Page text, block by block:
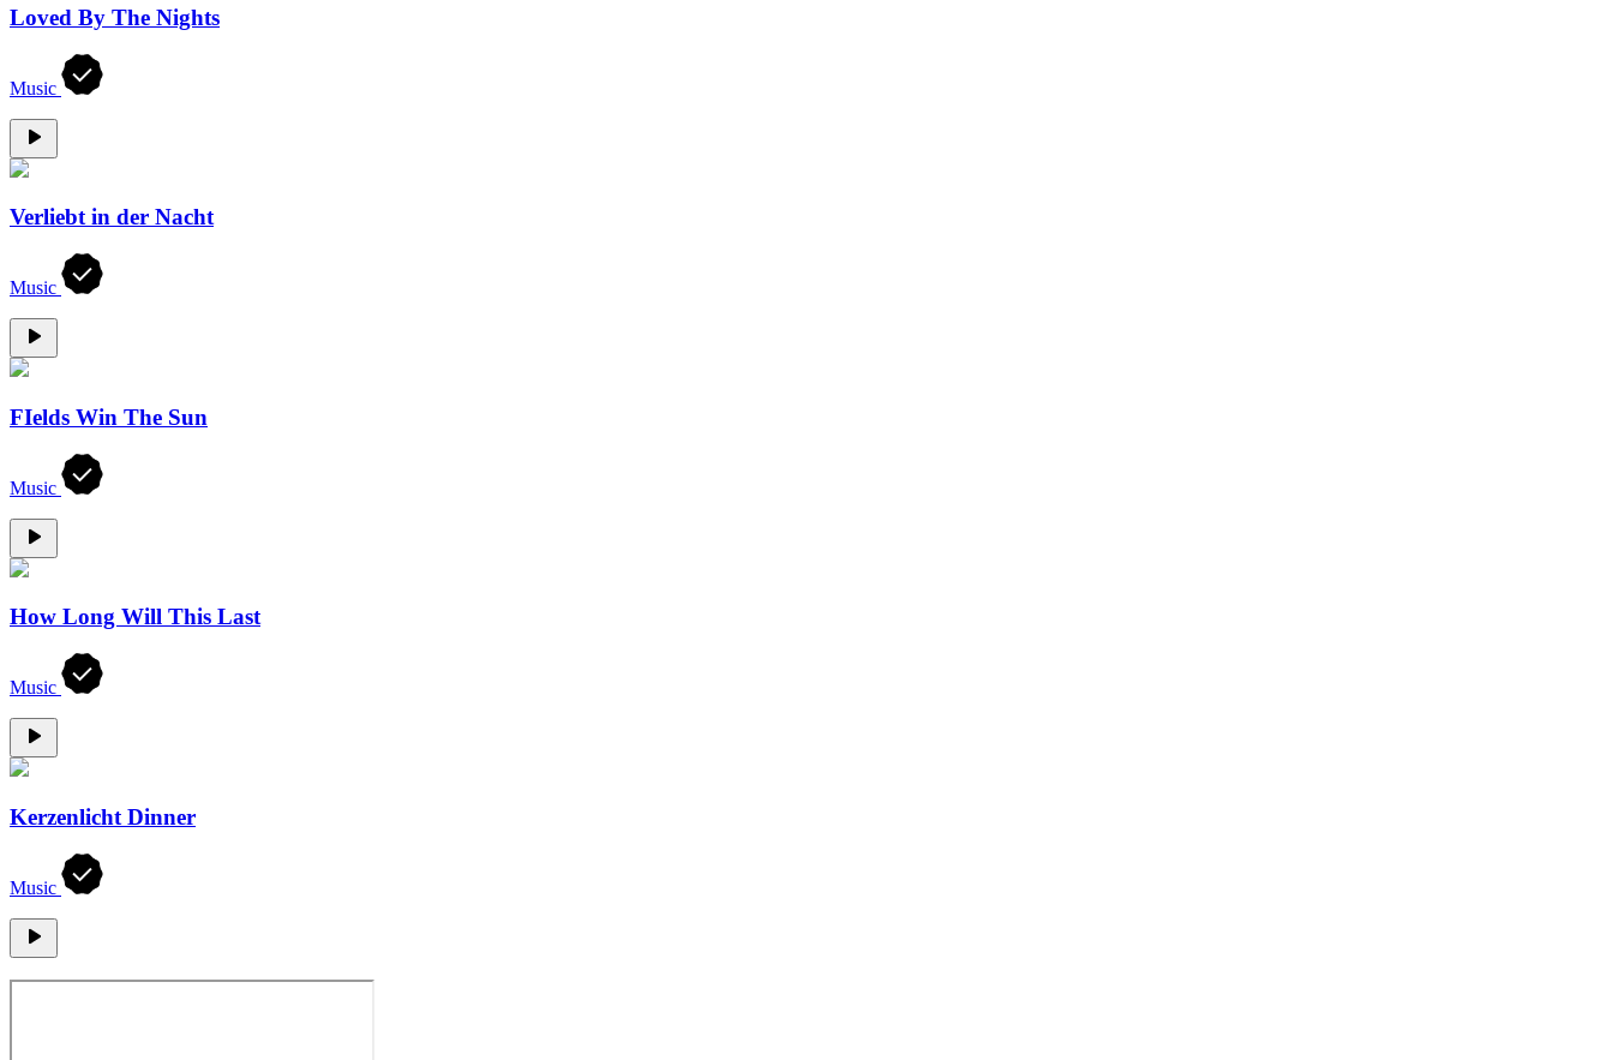
Loved By The Nights
Music
Verliebt in der Nacht
Music
FIelds Win The Sun
Music
How Long Will This Last
Music
Kerzenlicht Dinner
Music